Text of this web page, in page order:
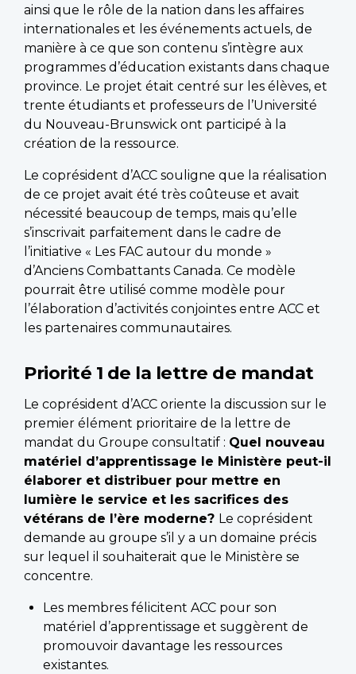
ainsi que le rôle de la nation dans les affaires
internationales et les événements actuels, de
manière à ce que son contenu s’intègre aux
programmes d’éducation existants dans chaque
province. Le projet était centré sur les élèves, et
trente étudiants et professeurs de l’Université
du Nouveau-Brunswick ont participé à la
création de la ressource.
Le coprésident d’ACC souligne que la réalisation
de ce projet avait été très coûteuse et avait
nécessité beaucoup de temps, mais qu’elle
s’inscrivait parfaitement dans le cadre de
l’initiative « Les FAC autour du monde »
d’Anciens Combattants Canada. Ce modèle
pourrait être utilisé comme modèle pour
l’élaboration d’activités conjointes entre ACC et
les partenaires communautaires.
Priorité 1 de la lettre de mandat
Le coprésident d’ACC oriente la discussion sur le
premier élément prioritaire de la lettre de
mandat du Groupe consultatif : Quel nouveau
matériel d’apprentissage le Ministère peut-il
élaborer et distribuer pour mettre en
lumière le service et les sacrifices des
vétérans de l’ère moderne? Le coprésident
demande au groupe s’il y a un domaine précis
sur lequel il souhaiterait que le Ministère se
concentre.
Les membres félicitent ACC pour son
matériel d’apprentissage et suggèrent de
promouvoir davantage les ressources
existantes.